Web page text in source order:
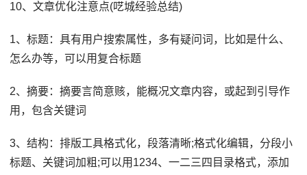
10、文章优化注意点(呓城经验总结)
1、标题：具有用户搜索属性，多有疑问词，比如是什么、
怎么办等，可以用复合标题
2、摘要：摘要言简意赅，能概况文章内容，或起到引导作
用，包含关键词
3、结构：排版工具格式化，段落清晰;格式化编辑，分段小
标题、关键词加粗;可以用1234、一二三四目录格式，添加